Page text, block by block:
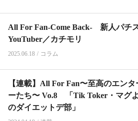
All For Fan-Come Back- 新人パチ
YouTuber／カチモリ
2025.06.18 / コラム
【連載】All For Fan〜至高のエン
ーたち〜 Vo.8 「Tik Toker・マグ
のダイエットデ部」